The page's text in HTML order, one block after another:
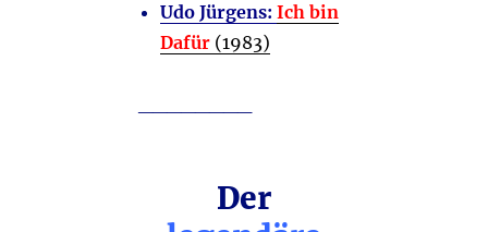
Udo Jürgens: Ich bin
Dafür(1983)
Der